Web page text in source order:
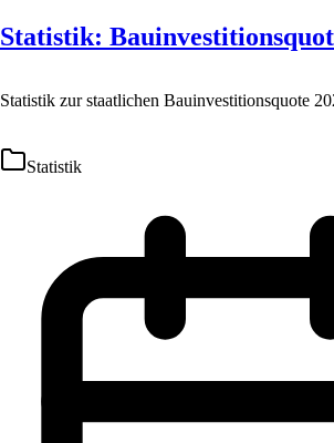
Statistik:
Statistik zur staatlichen Bauinvestitionsquote
Statistik